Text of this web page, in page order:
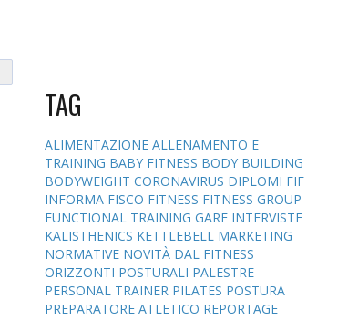
TAG
ALIMENTAZIONE ALLENAMENTO E
TRAINING BABY FITNESS BODY BUILDING
BODYWEIGHT CORONAVIRUS DIPLOMI FIF
INFORMA FISCO FITNESS FITNESS GROUP
FUNCTIONAL TRAINING GARE INTERVISTE
KALISTHENICS KETTLEBELL MARKETING
NORMATIVE NOVITÀ DAL FITNESS
ORIZZONTI POSTURALI PALESTRE
PERSONAL TRAINER PILATES POSTURA
PREPARATORE ATLETICO REPORTAGE